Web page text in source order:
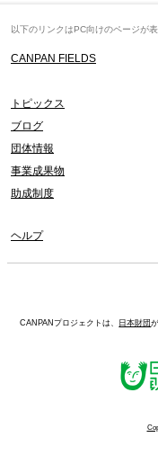
以下のリンクはPC向けのページが表
CANPAN FIELDS
トピックス
ブログ
団体情報
事業成果物
助成制度
ヘルプ
CANPANプロジェクトは、 日本財団